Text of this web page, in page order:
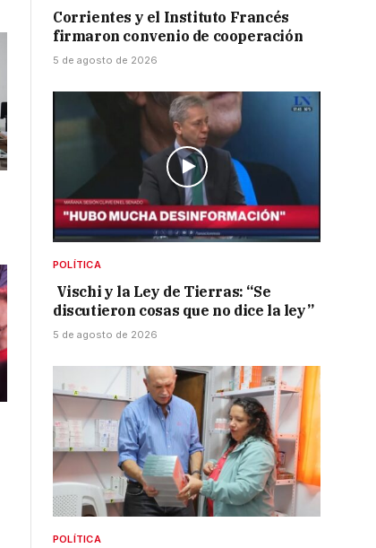
Corrientes y el Instituto Francés
firmaron convenio de cooperación
5 de agosto de 2026
POLÍTICA
Vischi y la Ley de Tierras: “Se
discutieron cosas que no dice la ley”
5 de agosto de 2026
POLÍTICA